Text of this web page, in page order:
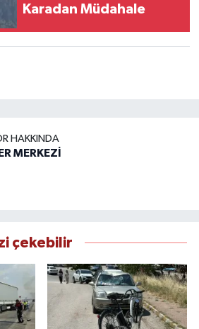
Karadan Müdahale
HAKKINDA
MERKEZİ
çekebilir